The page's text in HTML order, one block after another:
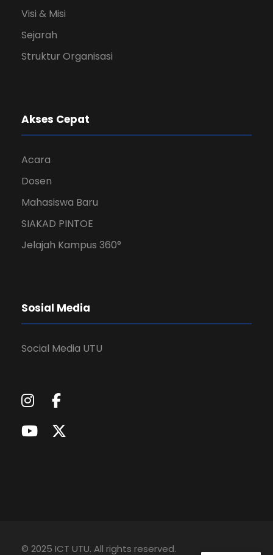
Visi & Misi
Sejarah
Struktur Organisasi
Akses Cepat
Acara
Dosen
Mahasiswa Baru
SIAKAD PINTOE
Jelajah Kampus 360°
Sosial Media
Social Media UTU
© 2025 ICT UTU. All rights reserved.